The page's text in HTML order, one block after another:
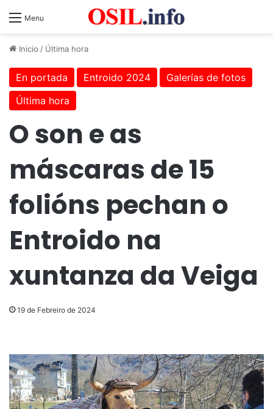
Menu
Inicio / Última hora
En portada Entroido 2024
Galerías de fotos
Última hora
O son e as
máscaras de 15
folións pechan o
Entroido na
xuntanza da Veiga
19 de Febreiro de 2024